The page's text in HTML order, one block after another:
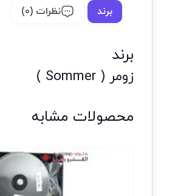
برند نظرات (0)
برند
زومر ( Sommer )
محصولات مشابه